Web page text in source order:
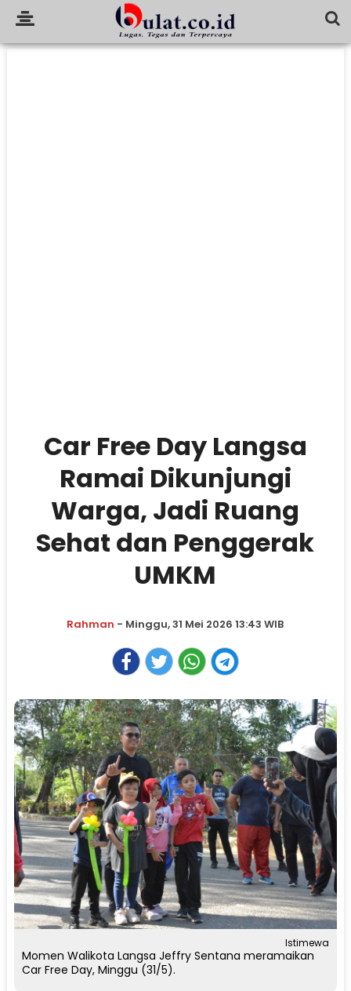
Car Free Day Langsa
Ramai Dikunjungi
Warga, Jadi Ruang
Sehat dan Penggerak
UMKM
Rahman - Minggu, 31 Mei 2026 13:43 WIB
Istimewa
Momen Walikota Langsa Jeffry Sentana meramaikan
Car Free Day, Minggu (31/5).